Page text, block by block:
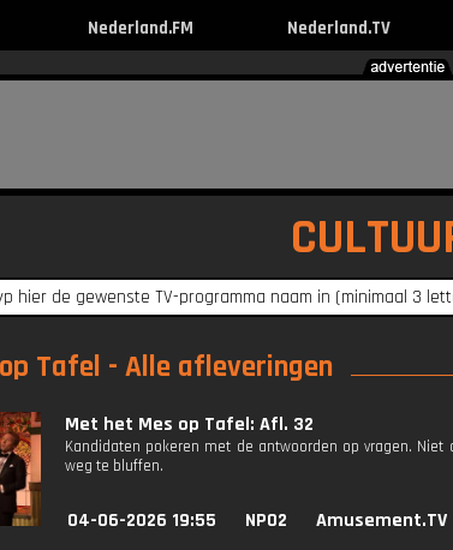
Nederland.FM Nederland.TV
Tafel - Alle afleveringen
Met het Mes op Tafel: Afl. 32
Kandidaten pokeren met de antwoorden op vragen.
weg te bluffen.
04-06-2026 19:55 NPO2 Amusement.TV